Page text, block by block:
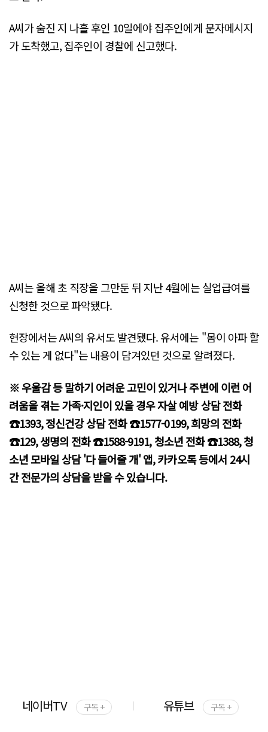
A씨가 숨진 지 나흘 후인 10일에야 집주인에게 문자메시지
가 도착했고, 집주인이 경찰에 신고했다.
A씨는 올해 초 직장을 그만둔 뒤 지난 4월에는 실업급여를
신청한 것으로 파악됐다.
현장에서는 A씨의 유서도 발견됐다. 유서에는 "몸이 아파 할
수 있는 게 없다"는 내용이 담겨있던 것으로 알려졌다.
※ 우울감 등 말하기 어려운 고민이 있거나 주변에 이런 어
려움을 겪는 가족·지인이 있을 경우 자살 예방 상담 전화
☎1393, 정신건강 상담 전화 ☎1577-0199, 희망의 전화
☎129, 생명의 전화 ☎1588-9191, 청소년 전화 ☎1388, 청
소년 모바일 상담 '다 들어줄 개' 앱, 카카오톡 등에서 24시
간 전문가의 상담을 받을 수 있습니다.
네이버TV 구독 + 유튜브 구독 +